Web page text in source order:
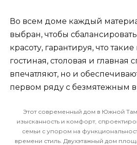
Во всем доме каждый
выбран, чтобы
красоту, гарантируя, что
гостиная, столовая и главная
впечатляют, но и
первом ряду с безмятежным
Этот современный дом в Южной
изысканность и комфорт,
семьи с упором на
времени стиль. Двухэтажный дом